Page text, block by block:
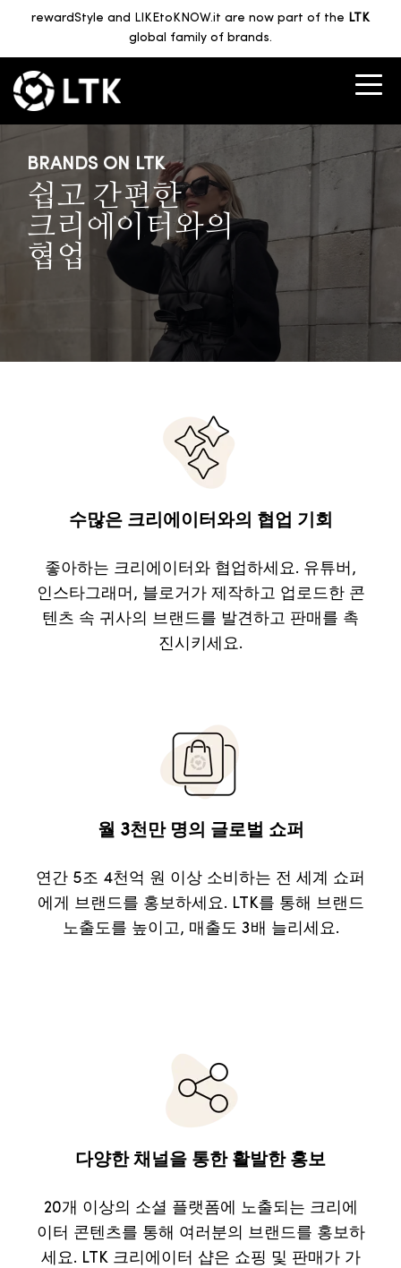
rewardStyle and LIKEtoKNOW.it are now part of the LTK
global family of brands.
BRANDS ON LTK
쉽고 간편한
크리에이터와의
협업
수많은 크리에이터와의 협업 기회
좋아하는 크리에이터와 협업하세요. 유튜버,
인스타그래머, 블로거가 제작하고 업로드한 콘
텐츠 속 귀사의 브랜드를 발견하고 판매를 촉
진시키세요.
월 3천만 명의 글로벌 쇼퍼
연간 5조 4천억 원 이상 소비하는 전 세계 쇼퍼
에게 브랜드를 홍보하세요. LTK를 통해 브랜드
노출도를 높이고, 매출도 3배 늘리세요.
다양한 채널을 통한 활발한 홍보
20개 이상의 소셜 플랫폼에 노출되는 크리에
이터 콘텐츠를 통해 여러분의 브랜드를 홍보하
세요. LTK 크리에이터 샵은 쇼핑 및 판매가 가